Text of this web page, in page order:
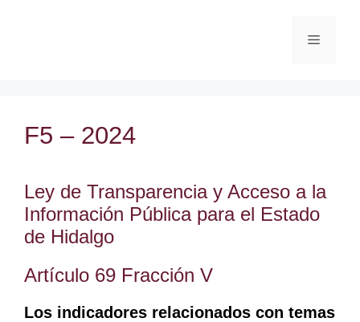
F5 – 2024
Ley de Transparencia y Acceso a la
Información Pública para el Estado
de Hidalgo
Artículo 69 Fracción V
Los indicadores relacionados con temas